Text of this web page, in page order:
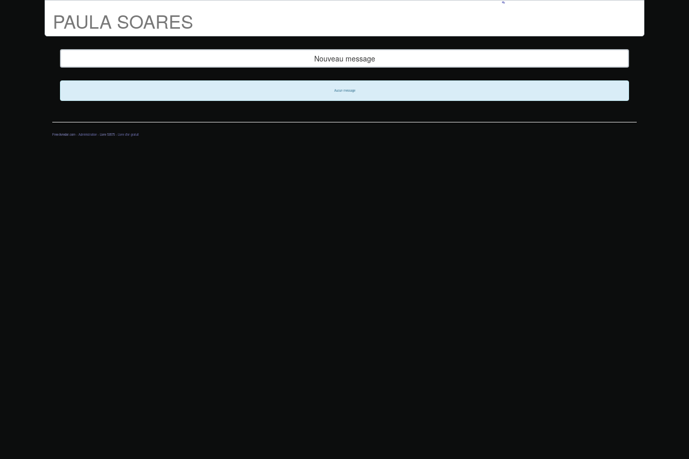
PAULA SOARES
Nouveau message
Aucun message
Free-livredor.com - Administration - Livre 53575 - Livre d'or gratuit